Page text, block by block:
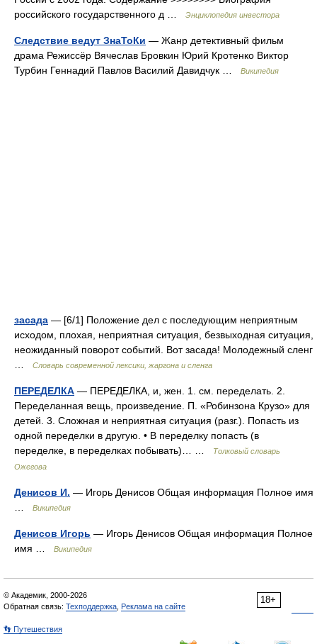
российского государственного д …
Энциклопедия инвестора
Следствие ведут ЗнаТоКи — Жанр детективный фильм
драма Режиссёр Вячеслав Бровкин Юрий Кротенко Виктор
Турбин Геннадий Павлов Василий Давидчук …
Википедия
засада — [6/1] Положение дел с последующим неприятным
исходом, плохая, неприятная ситуация, безвыходная ситуация,
неожиданный поворот событий. Вот засада! Молодежный сленг
Cловарь современной лексики, жаргона и сленга
ПЕРЕДЕЛКА — ПЕРЕДЕЛКА, и, жен. 1. см. переделать. 2.
Переделанная вещь, произведение. П. «Робинзона Крузо» для
детей. 3. Сложная и неприятная ситуация (разг.). Попасть из
одной переделки в другую. • В переделку попасть (в
переделке, в переделках побывать)… …
Толковый словарь
Ожегова
Денисов И. — Игорь Денисов Общая информация Полное имя
Википедия
Денисов Игорь — Игорь Денисов Общая информация Полное
имя …
Википедия
18+
© Академик, 2000-2026
Обратная связь: Техподдержка Реклама на сайте
👣 Путешествия